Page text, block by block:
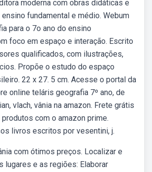
moderna com obras didáticas e
fundamental e médio. Webum
para o 7o ano do ensino
foco em espaço e interação. Escrito
qualificados, com ilustrações,
Propõe o estudo do espaço
22 x 27. 5 cm. Acesse o portal da
online teláris geografia 7º ano, de
vlach, vânia na amazon. Frete grátis
com o amazon prime.
livros escritos por vesentini, j.
com ótimos preços. Localizar e
lugares e as regiões: Elaborar